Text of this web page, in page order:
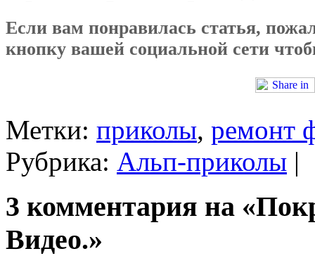
Если вам понравилась статья,
кнопку вашей социальной сети
Метки: приколы, ремонт
Рубрика: Альп-приколы |
3 комментария на
Видео.»